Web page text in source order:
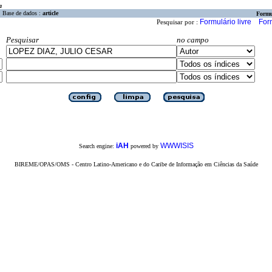
Base de dados : article
Pesquisar por : Formulário livre
Pesquisar
no campo
Search engine: iAH powered by WWWISIS
BIREME/OPAS/OMS - Centro Latino-Americano e do Caribe de Informação em Ciências da Saúde